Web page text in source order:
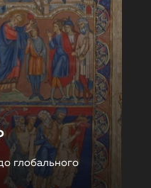
глобального